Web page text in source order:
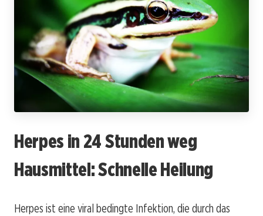
Herpes in 24 Stunden weg
Hausmittel: Schnelle Heilung
Herpes ist eine viral bedingte Infektion, die durch das